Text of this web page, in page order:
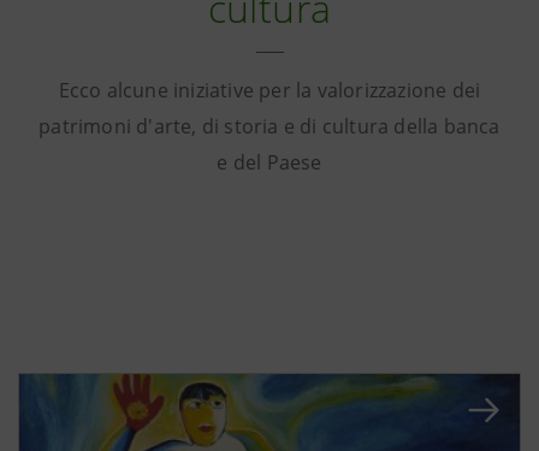
Ecco alcune iniziative per la valorizzazione dei
patrimoni d'arte, di storia e di cultura della banca
e del Paese